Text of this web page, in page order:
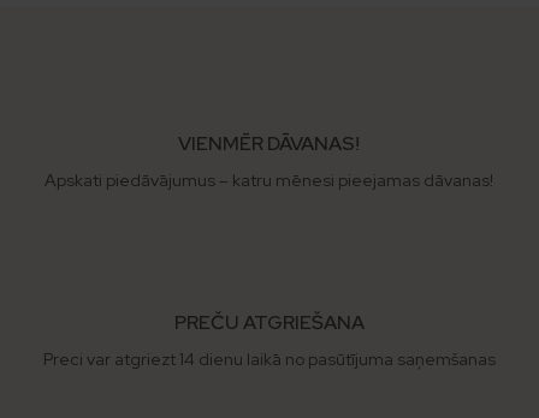
VIENMĒR DĀVANAS!
Apskati piedāvājumus – katru mēnesi pieejamas dāvanas!
PREČU ATGRIEŠANA
Preci var atgriezt 14 dienu laikā no pasūtījuma saņemšanas